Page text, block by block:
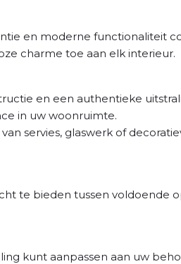
en moderne functionaliteit
charme toe aan elk interieur.
en een authentieke
in uw woonruimte.
servies, glaswerk of
te bieden tussen voldoende
kunt aanpassen aan uw